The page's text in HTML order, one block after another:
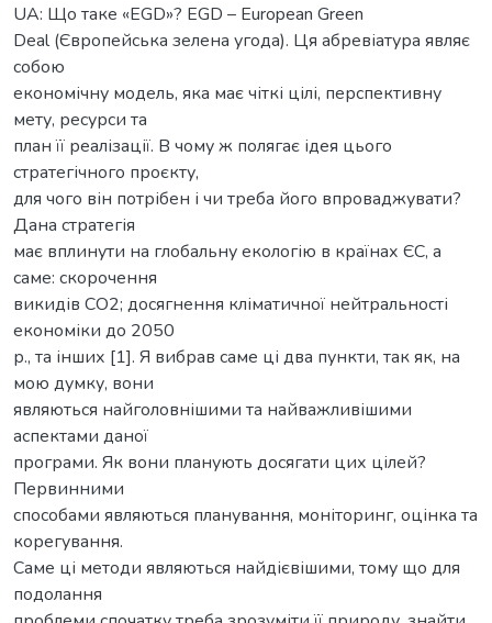
UA: Що таке «EGD»? EGD – European Green
Deal (Європейська зелена угода). Ця абревіатура являє
собою
економічну модель, яка має чіткі цілі, перспективну
мету, ресурси та
план її реалізації. В чому ж полягає ідея цього
стратегічного проєкту,
для чого він потрібен і чи треба його впроваджувати?
Дана стратегія
має вплинути на глобальну екологію в країнах ЄС, а
саме: скорочення
викидів СО2; досягнення кліматичної нейтральності
економіки до 2050
р., та інших [1]. Я вибрав саме ці два пункти, так як, на
мою думку, вони
являються найголовнішими та найважливішими
аспектами даної
програми. Як вони планують досягати цих цілей?
Первинними
способами являються планування, моніторинг, оцінка та
корегування.
Саме ці методи являються найдієвішими, тому що для
подолання